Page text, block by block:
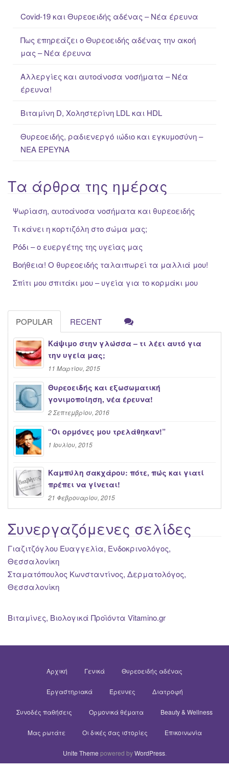
Covid-19 και Θυρεοειδής αδένας – Νέα έρευνα
Πως επηρεάζει ο Θυρεοειδής αδένας την ακοή
μας – Νέα έρευνα
Αλλεργίες και αυτοάνοσα νοσήματα – Νέα
έρευνα!
Βιταμίνη D, Χοληστερίνη LDL και HDL
Θυρεοειδής, ραδιενεργό ιώδιο και εγκυμοσύνη –
ΝΕΑ ΈΡΕΥΝΑ
Τα άρθρα της ημέρας
Ψωρίαση, αυτοάνοσα νοσήματα και θυρεοειδής
Τι κάνει η κορτιζόλη στο σώμα μας;
Ρόδι – ο ευεργέτης της υγείας μας
Βοήθεια! Ο θυρεοειδής ταλαιπωρεί τα μαλλιά μου!
Σπίτι μου σπιτάκι μου – υγεία για το κορμάκι μου
POPULAR RECENT
Κάψιμο στην γλώσσα – τι λέει αυτό για
την υγεία μας;
11 Μαρτίου, 2015
Θυρεοειδής και εξωσωματική
γονιμοποίηση, νέα έρευνα!
2 Σεπτεμβρίου, 2016
“Oι ορμόνες μου τρελάθηκαν!”
1 Ιουλίου, 2015
Καμπύλη σακχάρου: πότε, πώς και γιατί
πρέπει να γίνεται!
21 Φεβρουαρίου, 2015
Συνεργαζόμενες σελίδες
Γιαζιτζόγλου Ευαγγελία, Ενδοκρινολόγος,
Θεσσαλονίκη
Σταματόπουλος Κωνσταντίνος, Δερματολόγος,
Θεσσαλονίκη
Βιταμίνες, Βιολογικά Προϊόντα Vitamino.gr
Αρχική Γενικά Θυρεοειδής αδένας
Εργαστηριακά Έρευνες Διατροφή
Συνοδές παθήσεις Ορμονικά θέματα Beauty & Wellness
Μας ρωτάτε Οι δικές σας ιστορίες Επικοινωνία
Unite Theme powered byWordPress.